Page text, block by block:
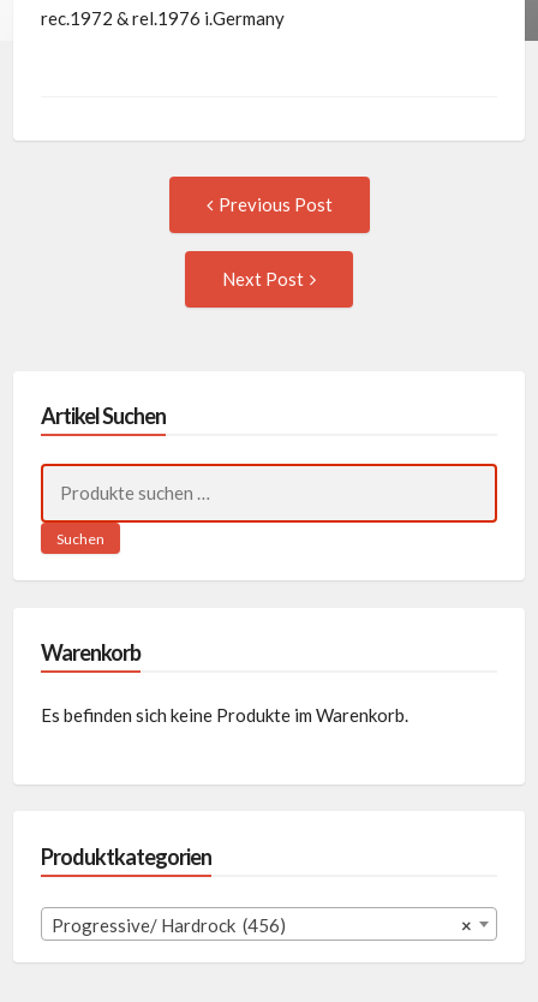
rec.1972 & rel.1976 i.Germany
navigation
Previous Post
Next Post
Artikel Suchen
nach:
Suchen
Warenkorb
Es befinden sich keine Produkte im Warenkorb.
Produktkategorien
×
Progressive/ Hardrock (456)